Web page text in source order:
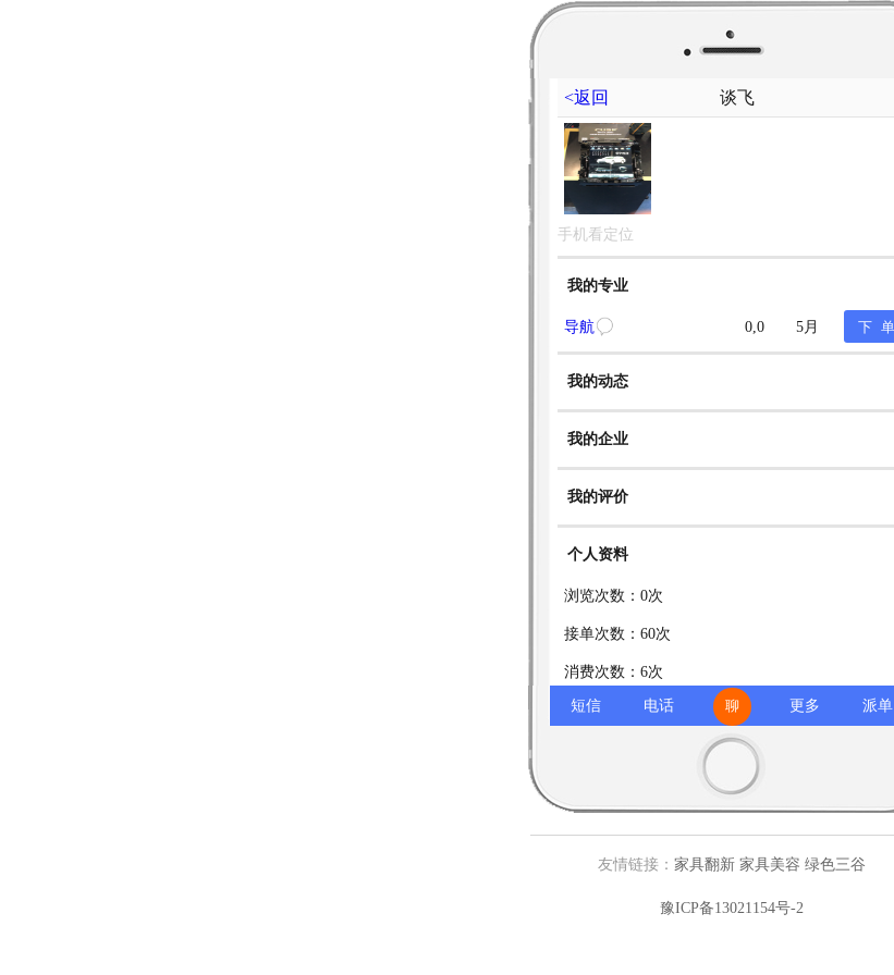
<返回 谈飞
手机看定位
我的专业
导航 0,0 5月
我的动态
我的企业
我的评价
个人资料
浏览次数：0次
接单次数：60次
消费次数：6次
账户级别：3级
相关用户: 申晓萍
短信 电话 更多 派单
友情链接： 家具翻新 家具美容 绿色三谷
豫ICP备13021154号-2